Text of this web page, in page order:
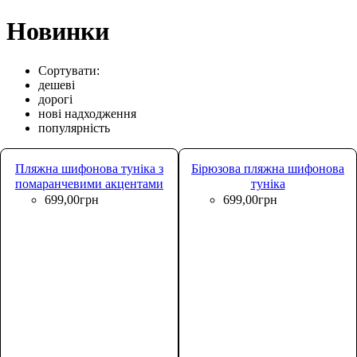
Новинки
Сортувати:
дешеві
дорогі
нові надходження
популярність
Пляжна шифонова туніка з
помаранчевими акцентами
699,00грн
Бірюзова пляжна шифонова
туніка
699,00грн